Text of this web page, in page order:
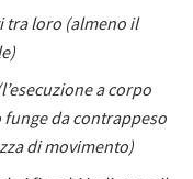
tra loro (almeno il
a corpo
da contrappeso
di movimento)